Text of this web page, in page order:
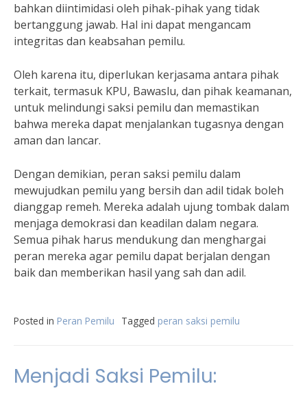
bahkan diintimidasi oleh pihak-pihak yang tidak
bertanggung jawab. Hal ini dapat mengancam
integritas dan keabsahan pemilu.
Oleh karena itu, diperlukan kerjasama antara pihak
terkait, termasuk KPU, Bawaslu, dan pihak keamanan,
untuk melindungi saksi pemilu dan memastikan
bahwa mereka dapat menjalankan tugasnya dengan
aman dan lancar.
Dengan demikian, peran saksi pemilu dalam
mewujudkan pemilu yang bersih dan adil tidak boleh
dianggap remeh. Mereka adalah ujung tombak dalam
menjaga demokrasi dan keadilan dalam negara.
Semua pihak harus mendukung dan menghargai
peran mereka agar pemilu dapat berjalan dengan
baik dan memberikan hasil yang sah dan adil.
Posted in Peran Pemilu Tagged peran saksi pemilu
Menjadi Saksi Pemilu: